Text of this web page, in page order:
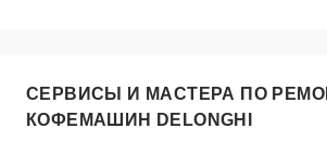
СЕРВИСЫ И МАСТЕРА ПО
КОФЕМАШИН DELONGHI